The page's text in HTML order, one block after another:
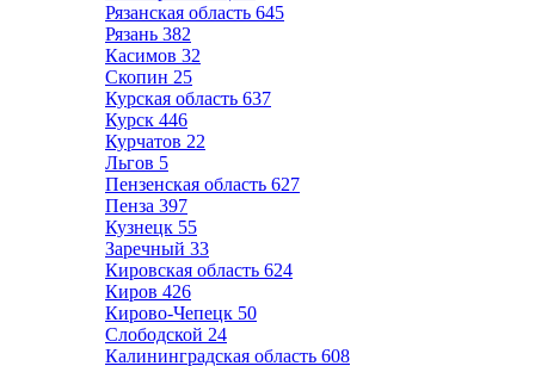
Рязанская область 645
Рязань 382
Касимов 32
Скопин 25
Курская область 637
Курск 446
Курчатов 22
Льгов 5
Пензенская область 627
Пенза 397
Кузнецк 55
Заречный 33
Кировская область 624
Киров 426
Кирово-Чепецк 50
Слободской 24
Калининградская область 608